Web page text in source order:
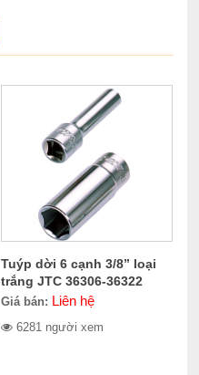
Tuýp dời 6 cạnh 3/8” loại
trắng JTC 36306-36322
Giá bán: Liên hệ
6281 người xem